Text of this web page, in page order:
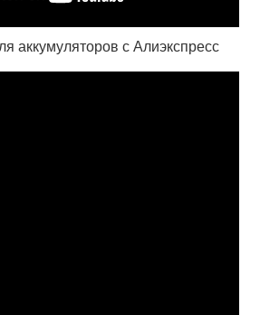
аккумуляторов с Алиэкспресс